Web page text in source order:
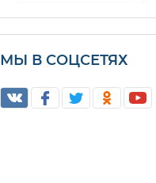
МЫ В СОЦСЕТЯХ